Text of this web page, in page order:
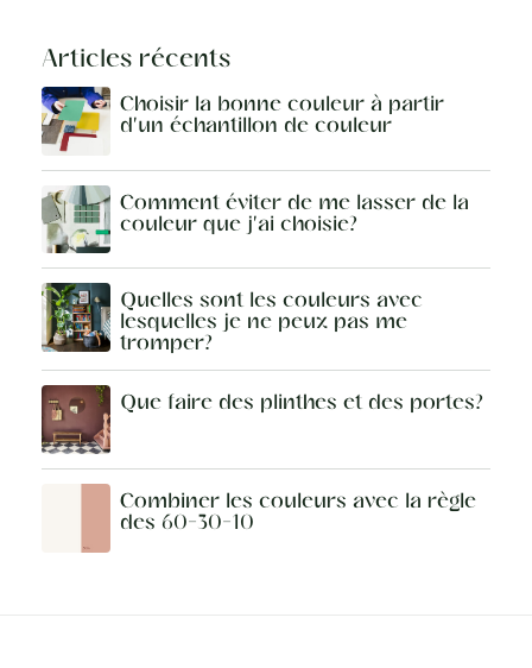
Articles récents
Choisir la bonne couleur à partir
d'un échantillon de couleur
Comment éviter de me lasser de la
couleur que j'ai choisie?
Quelles sont les couleurs avec
lesquelles je ne peux pas me
tromper?
Que faire des plinthes et des portes?
Combiner les couleurs avec la règle
des 60-30-10